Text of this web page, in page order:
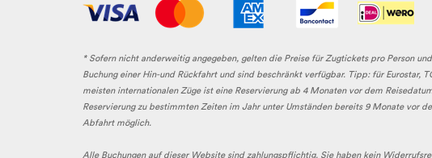
* Sofern nicht anderweitig angegeben, gelten die Preise für Zugtickets pro Person
Buchung einer Hin-und Rückfahrt und sind beschränkt verfügbar. Tipp: für Eurostar,
meisten internationalen Züge ist eine Reservierung ab 4 Monaten vor dem
Reservierung zu bestimmten Zeiten im Jahr unter Umständen bereits 9 Monate vor
Abfahrt möglich.
Alle Buchungen auf dieser Website sind zahlungspflichtig. Sie haben kein